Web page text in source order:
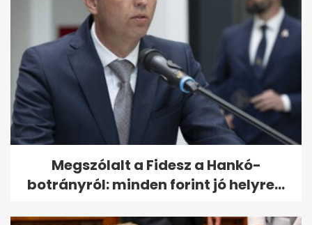
Megszólalt a Fidesz a Hankó-
botrányról: minden forint jó helyre...